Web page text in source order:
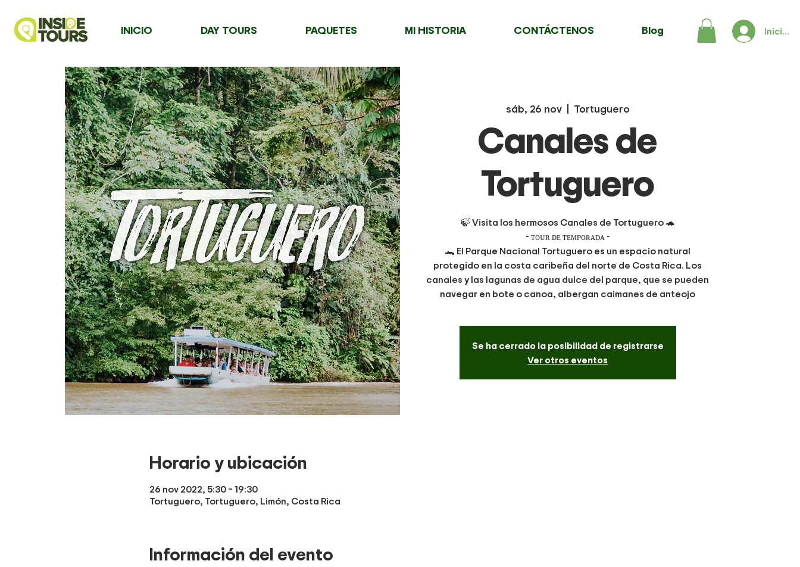
INICIO DAY TOURS PAQUETES MI HISTORIA CONTÁCTENOS Blog Iniciar
sáb, 26 nov
  |
Tortuguero
Canales de
Tortuguero
🍃 Visita los hermosos Canales de Tortuguero 🐢
- ᴛᴏᴜʀ ᴅᴇ ᴛᴇᴍᴘᴏʀᴀᴅᴀ -
🐊 El Parque Nacional Tortuguero es un espacio natural
protegido en la costa caribeña del norte de Costa Rica. Los
canales y las lagunas de agua dulce del parque, que se pueden
navegar en bote o canoa, albergan caimanes de anteojo
Se ha cerrado la posibilidad de registrarse
Ver otros eventos
Horario y ubicación
26 nov 2022, 5:30 – 19:30
Tortuguero, Tortuguero, Limón, Costa Rica
Información del evento